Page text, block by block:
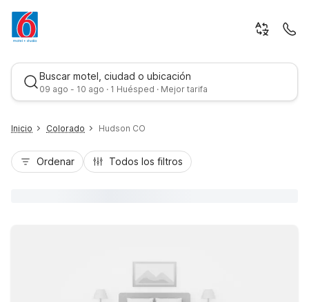
Buscar motel, ciudad o ubicación
09 ago - 10 ago · 1 Huésped · Mejor tarifa
Inicio Colorado Hudson CO
Ordenar Todos los filtros